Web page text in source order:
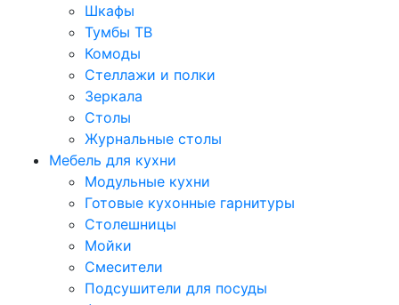
Шкафы
Тумбы ТВ
Комоды
Стеллажи и полки
Зеркала
Столы
Журнальные столы
Мебель для кухни
Модульные кухни
Готовые кухонные гарнитуры
Столешницы
Мойки
Смесители
Подсушители для посуды